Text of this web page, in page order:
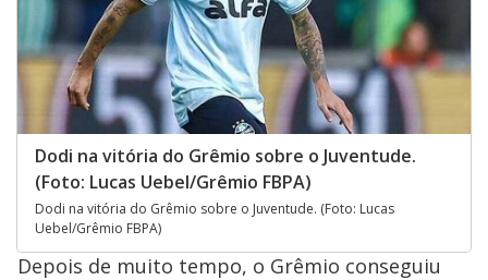
Dodi na vitória do Grêmio sobre o Juventude.
(Foto: Lucas Uebel/Grêmio FBPA)
Dodi na vitória do Grêmio sobre o Juventude. (Foto: Lucas
Uebel/Grêmio FBPA)
Depois de muito tempo, o Grêmio conseguiu